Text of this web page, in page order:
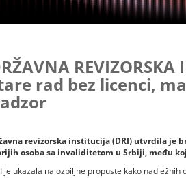
rad bez licenci,
revizorska institucija (DRI) utvrdila je
osoba sa invaliditetom u Srbiji, među
je ukazala na ozbiljne propuste kako